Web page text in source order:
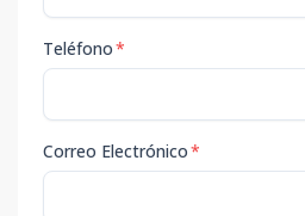
Teléfono*
Correo Electrónico*